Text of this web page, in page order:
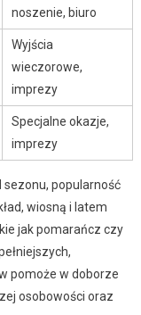
noszenie, biuro
Wyjścia
wieczorowe,
imprezy
Specjalne okazje,
imprezy
sezonu, popularność
wiosną i latem
jak pomarańcz czy
pomoże w doborze
osobowości oraz